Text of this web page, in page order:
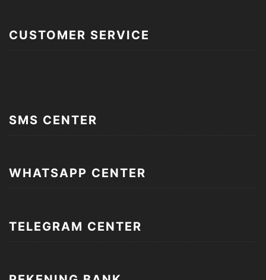
CUSTOMER SERVICE
SMS CENTER
WHATSAPP CENTER
TELEGRAM CENTER